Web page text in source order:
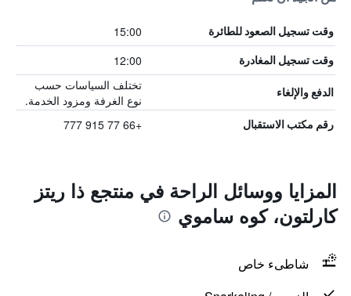
وقت تسجيل الصعود للطائرة 15:00
وقت تسجيل المغادرة 12:00
الدفع والإلغاء
تختلف السياسات حسب
نوع الغرفة ومزود الخدمة.
رقم مكتب الاستقبال +66 77 915 777
المزايا ووسائل الراحة في منتجع ذا ريتز
كارلتون، كوه ساموي
شاطىء خاص